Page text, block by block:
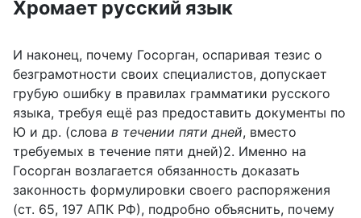
Хромает русский язык
И наконец, почему Госорган, оспаривая тезис о
безграмотности своих специалистов, допускает
грубую ошибку в правилах грамматики русского
языка, требуя ещё раз предоставить документы по
Ю и др. (слова в течении пяти дней, вместо
требуемых в течение пяти дней)2. Именно на
Госорган возлагается обязанность доказать
законность формулировки своего распоряжения
(ст. 65, 197 АПК РФ), подробно объяснить, почему